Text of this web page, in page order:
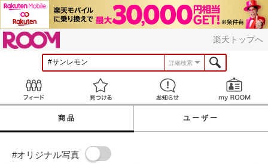
楽天トップへ
詳細検索
見つける お知らせ
商品 ユーザー
#オリジナル写真